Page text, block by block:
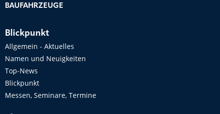
BAUFAHRZEUGE
Blickpunkt
Allgemein - Aktuelles
Namen und Neuigkeiten
Top-News
Blickpunkt
Messen, Seminare, Termine